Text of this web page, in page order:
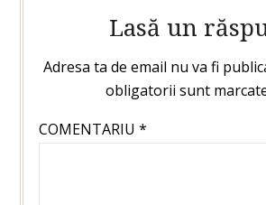
Lasă un
Adresa ta de email nu va fi
obligatorii sunt
COMENTARIU *